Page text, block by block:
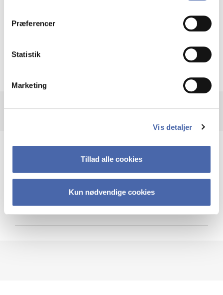
Præferencer
Statistik
Marketing
Vis detaljer
Tillad alle cookies
Kun nødvendige cookies
Krigen i Ukraine
Cybersikkerhed